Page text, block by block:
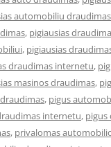
automobiliu draudimas
, pigiausias
, pigiausias
draudimas internetu,
masinos draudimas,
, pigus
internetu, pigus
, privalomas